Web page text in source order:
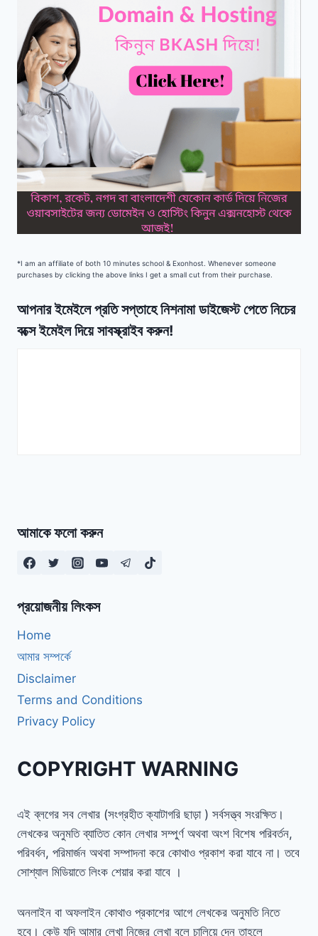
*I am an affiliate of both 10 minutes school & Exonhost. Whenever someone
purchases by clicking the above links I get a small cut from their purchase.
আপনার ইমেইলে প্রতি সপ্তাহে নিশনামা ডাইজেস্ট পেতে নিচের
বক্সে ইমেইল দিয়ে সাবস্ক্রাইব করুন!
আমাকে ফলো করুন
প্রয়োজনীয় লিংকস
Home
আমার সম্পর্কে
Disclaimer
Terms and Conditions
Privacy Policy
COPYRIGHT WARNING
এই ব্লগের সব লেখার (সংগ্রহীত ক্যাটাগরি ছাড়া ) সর্বসত্ত্ব সংরক্ষিত।
লেখকের অনুমতি ব্যাতিত কোন লেখার সম্পুর্ণ অথবা অংশ বিশেষ পরিবর্তন,
পরিবর্ধন, পরিমার্জন অথবা সম্পাদনা করে কোথাও প্রকাশ করা যাবে না। তবে
সোশ্যাল মিডিয়াতে লিংক শেয়ার করা যাবে ।
অনলাইন বা অফলাইন কোথাও প্রকাশের আগে লেখকের অনুমতি নিতে
হবে। কেউ যদি আমার লেখা নিজের লেখা বলে চালিয়ে দেন তাহলে